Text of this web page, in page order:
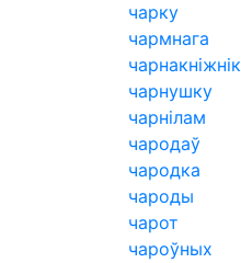
чарку
чармнага
чарнакніжнік
чарнушку
чарнілам
чародаў
чародка
чароды
чарот
чароўных